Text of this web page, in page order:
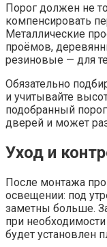
Порог должен не
компенсировать
Металлические
проёмов,
резиновые — для
Обязательно
и учитывайте
подобранный
дверей и может
Уход и
После монтажа
освещении: под
заметны больше.
при необходимости
будет установлен